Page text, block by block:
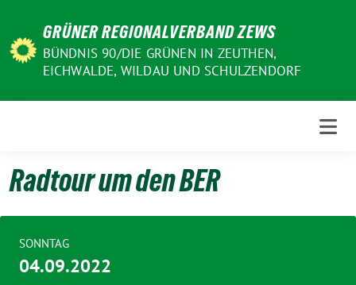
Inhalt
GRÜNER REGIONALVERBAND ZEWS
BÜNDNIS 90/DIE GRÜNEN IN ZEUTHEN,
EICHWALDE, WILDAU UND SCHULZENDORF
Radtour um den BER
SONNTAG
04.09.2022